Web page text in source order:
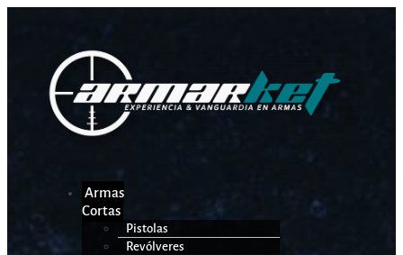
Armas
Cortas
Pistolas
Revólveres